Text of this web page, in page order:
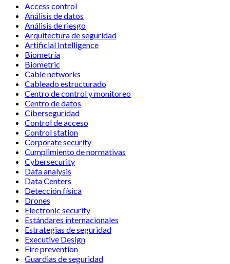
Access control
Análisis de datos
Análisis de riesgo
Arquitectura de seguridad
Artificial Intelligence
Biometría
Biometric
Cable networks
Cableado estructurado
Centro de control y monitoreo
Centro de datos
Ciberseguridad
Control de acceso
Control station
Corporate security
Cumplimiento de normativas
Cybersecurity
Data analysis
Data Centers
Detección física
Drones
Electronic security
Estándares internacionales
Estrategias de seguridad
Executive Design
Fire prevention
Guardias de seguridad